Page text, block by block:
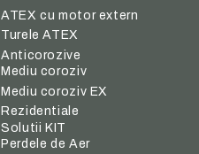
ATEX cu motor extern
Turele ATEX
Anticorozive
Mediu coroziv
Mediu coroziv EX
Rezidentiale
Solutii KIT
Perdele de Aer